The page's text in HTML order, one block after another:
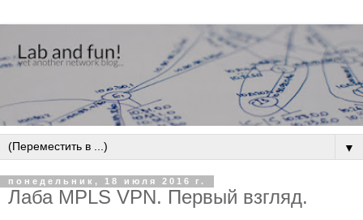
▼
понедельник, 18 июля 2016 г.
Лаба MPLS VPN. Первый взгляд.